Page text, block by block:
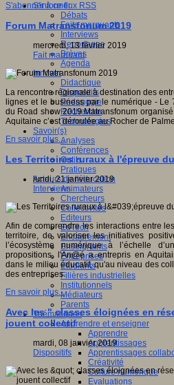
S'informer
Débats
Faits marquants
Interviews
Reportages
Brèves
Agenda
Innover
Didactique
Dispositifs
Pédagogie
Recherche
Technologies
Savoir(s)
Analyses
Conférences
Outils
Pratiques
Acteurs de l'éducation
Animateurs
Chercheurs
Collectivités
Editeurs
EdTech
Encadrement
Enseignants
Entreprises
Etudiants
Filières industrielles
Institutionnels
Médiateurs
Parents
Thématiques
Apprendre et enseigner
Apprendre
Apprentissages
Apprentissages
Créativité
Culture numérique
Evaluations
S'abonner à ce flux RSS
Forum Matransfonum 2019
mercredi, 13 février 2019
Fait marquant
La rencontre régionale à destination des
lignes et le business par le numérique -
du Road show 2019 Matransfonum
Aquitaine c’est déroulée au Rocher de
En savoir plus...
Les Territoires ruraux à l'épreuve
lundi, 21 janvier 2019
Interviews
Afin de comprendre les interactions entre
territoire, de valoriser les initiatives
l’écosystème numérique à l’échelle
propositions, l'An@é a entrepris en
dans le milieu éducatif, qu'au niveau des
des entreprises.
En savoir plus...
Avec les " classes éloignées en
jouent collectif
mardi, 08 janvier 2019
Dispositifs